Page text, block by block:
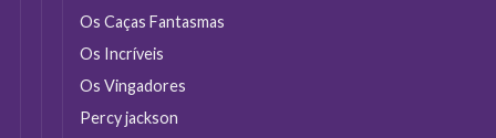
Os Caças Fantasmas
Os Incríveis
Os Vingadores
Percy jackson